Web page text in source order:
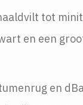
tot
en een
en